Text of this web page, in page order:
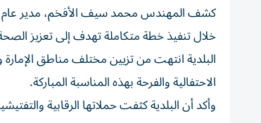
كشف المهندس محمد سيف الأفخم، مدير عام
خلال تنفيذ خطة متكاملة تهدف إلى تعزيز
البلدية انتهت من تزيين مختلف مناطق الإمارة
الاحتفالية والفرحة بهذه المناسبة المباركة.